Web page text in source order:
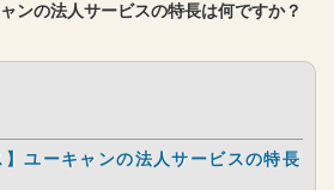
ンの法人サービスの特長は何ですか？
】ユーキャンの法人サービスの特長